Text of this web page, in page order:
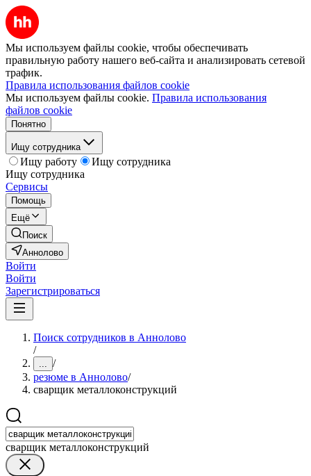
Мы используем файлы cookie, чтобы обеспечивать
правильную работу нашего веб-сайта и анализировать сетевой
трафик.
Правила использования файлов cookie
Мы используем файлы cookie. Правила использования
файлов cookie
Понятно
Ищу сотрудника
Ищу работу
Ищу сотрудника
Ищу сотрудника
Сервисы
Помощь
Ещё
Поиск
Аннолово
Войти
Войти
Зарегистрироваться
Поиск сотрудников в Аннолово
/
... /
резюме в Аннолово/
сварщик металлоконструкций
сварщик металлоконструкций